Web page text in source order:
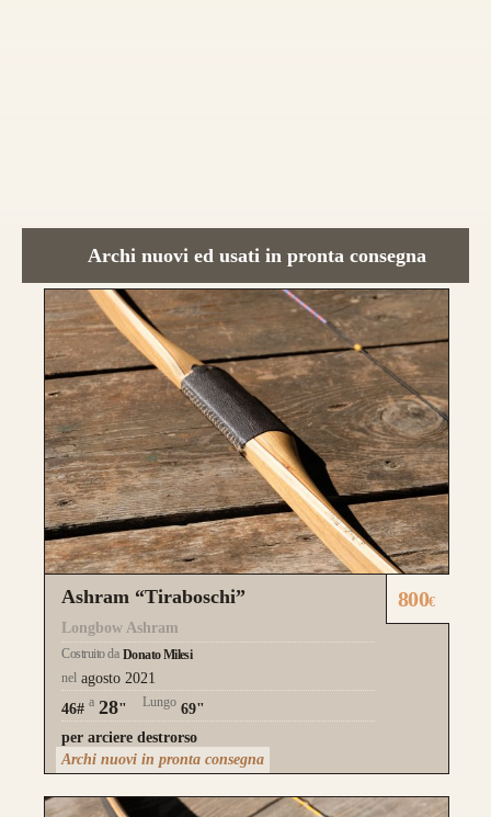
Archi nuovi ed usati in pronta consegna
Ashram “Tiraboschi”
Longbow Ashram
Costruito da Donato Milesi
nel agosto 2021
46# a 28" Lungo 69"
per arciere destrorso
800€
Archi nuovi in pronta consegna